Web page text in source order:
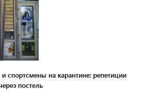
спортсмены на карантине: репетиции
постель